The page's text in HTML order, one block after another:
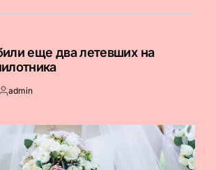
еще два летевших на
admin